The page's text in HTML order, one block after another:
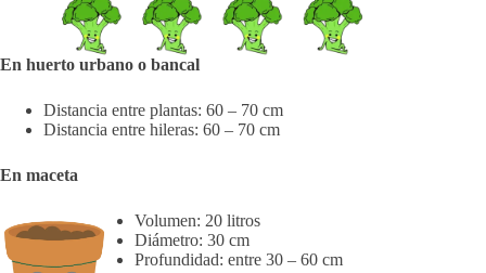
En huerto urbano o bancal
Distancia entre plantas: 60 – 70 cm
Distancia entre hileras: 60 – 70 cm
En maceta
Volumen: 20 litros
Diámetro: 30 cm
Profundidad: entre 30 – 60 cm